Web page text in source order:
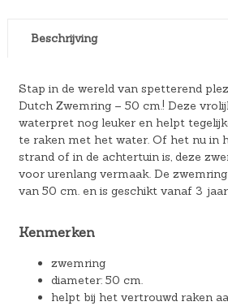
Beschrijving
Stap in de wereld van spetterend
Dutch Zwemring – 50 cm.! Deze
waterpret nog leuker en helpt
te raken met het water. Of het nu in
strand of in de achtertuin is, deze
voor urenlang vermaak. De
van 50 cm. en is geschikt vanaf 3
Kenmerken
zwemring
diameter: 50 cm.
helpt bij het vertrouwd raken